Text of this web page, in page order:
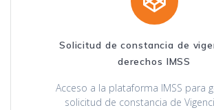
Solicitud de constancia de
derechos IMSS
Acceso a la plataforma IMSS para
solicitud de constancia de